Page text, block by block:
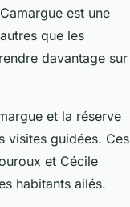
est une
que les
davantage sur
et la réserve
visites guidées. Ces
et Cécile
habitants ailés.